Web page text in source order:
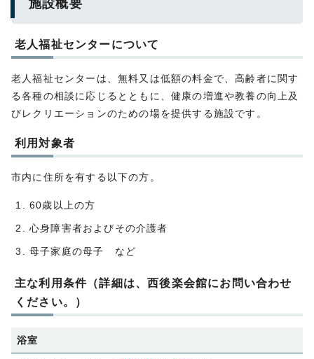
施設概要
老人福祉センターについて
老人福祉センターは、無料又は低額の料金で、高齢者に関す
る各種の相談に応じるとともに、健康の増進や教養の向上及
びレクリエーションのための場を提供する施設です。
利用対象者
市内に住所を有する以下の方。
60歳以上の方
心身障害者およびその介護者
母子家庭の母子 など
主な利用条件（詳細は、西後楽会館にお問い合わせ
ください。）
浴室